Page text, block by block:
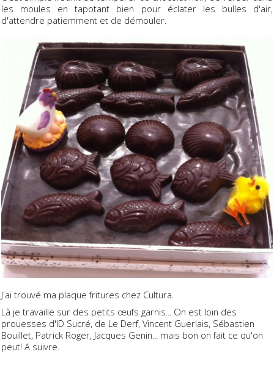
les moules en tapotant bien pour éclater les bulles d'air,
d'attendre patiemment et de démouler.
J'ai trouvé ma plaque fritures chez Cultura.
Là je travaille sur des petits œufs garnis... On est loin des
prouesses d'ID Sucré, de Le Derf, Vincent Guerlais, Sébastien
Bouillet, Patrick Roger, Jacques Genin... mais bon on fait ce qu'on
peut! A suivre.